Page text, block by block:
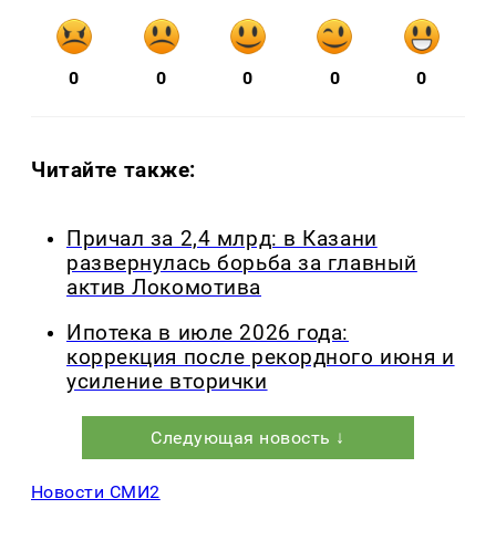
0 0 0 0 0
Читайте также:
Причал за 2,4 млрд: в Казани
развернулась борьба за главный
актив Локомотива
Ипотека в июле 2026 года:
коррекция после рекордного июня и
усиление вторички
Следующая новость ↓
Новости СМИ2